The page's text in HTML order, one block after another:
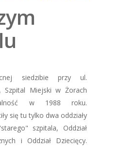
siedzibie przy ul.
Szpital Miejski w Żorach
w 1988 roku.
się tu tylko dwa oddziały
szpitala, Oddział
i Oddział Dziecięcy.